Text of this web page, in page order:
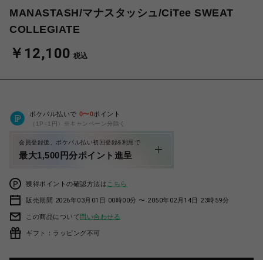
MANASTASH/マナスタッシュ/CiTee SWEAT
COLLEGIATE
￥12,100 税込
ポケパル払いで 0〜0ポイント
（1P=1円）※キャンペーン分除く
会員登録後、ポケパル払い初回登録&利用で
最大1,500円分ポイント進呈
獲得ポイントの確認方法は こちら
販売期間 2026年03月01日 00時00分 〜 2050年02月14日 23時59分
この商品について問い合わせる
ギフト：ラッピング不可